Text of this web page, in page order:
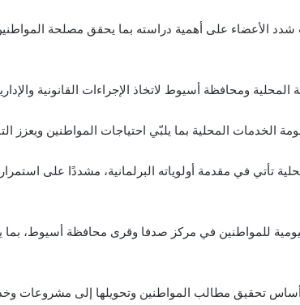
شدد الأعضاء على أهمية دراسته بما يحقق مصلحة
ومحافظة أسيوط لاتخاذ الإجراءات القانونية
الخدمات المحلية بما يلبّي احتياجات المواطنين ويعزز
تأتي في مقدمة أولوياته البرلمانية، مشددًا على
للمواطنين في مركز صدفا وقرى محافظة أسيوط،
أساس تحقيق مطالب المواطنين وتحويلها إلى